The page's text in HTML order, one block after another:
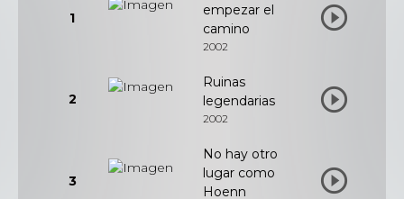
1
empezar el
camino
2002
2
Ruinas
legendarias
2002
3
No hay otro
lugar como
Hoenn